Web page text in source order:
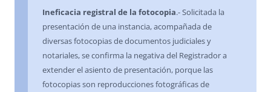
Ineficacia registral de la fotocopia.- Solicitada la
presentación de una instancia, acompañada de
diversas fotocopias de documentos judiciales y
notariales, se confirma la negativa del Registrador a
extender el asiento de presentación, porque las
fotocopias son reproducciones fotográficas de